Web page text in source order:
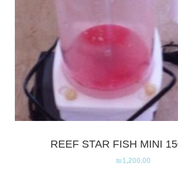
₪1,200.00